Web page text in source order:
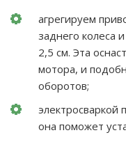
агрегируем
заднего колеса
2,5 см. Эта
мотора, и
оборотов;
электросваркой
она поможет